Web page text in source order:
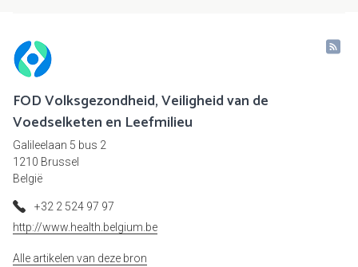
FOD Volksgezondheid, Veiligheid van de
Voedselketen en Leefmilieu
Galileelaan 5 bus 2
1210 Brussel
België
+32 2 524 97 97
http://www.health.belgium.be
Alle artikelen van deze bron